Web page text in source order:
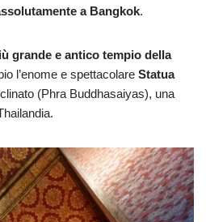
a Bangkok.
grande e antico tempio della
l’enome e spettacolare Statua
(Phra Buddhasaiyas), una